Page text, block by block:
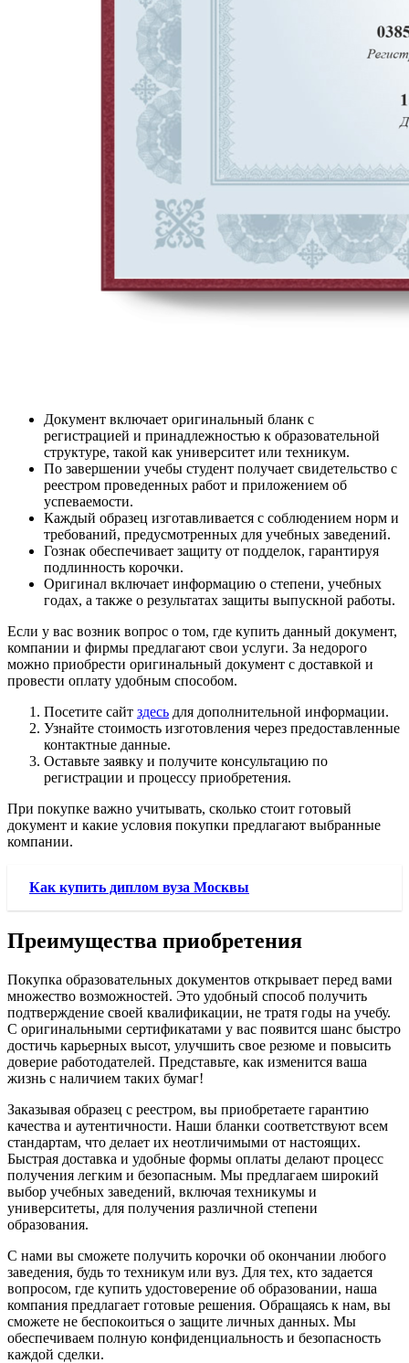
Документ включает оригинальный бланк с
регистрацией и принадлежностью к образовательной
структуре, такой как университет или техникум.
По завершении учебы студент получает свидетельство с
реестром проведенных работ и приложением об
успеваемости.
Каждый образец изготавливается с соблюдением норм и
требований, предусмотренных для учебных заведений.
Гознак обеспечивает защиту от подделок, гарантируя
подлинность корочки.
Оригинал включает информацию о степени, учебных
годах, а также о результатах защиты выпускной работы.
Если у вас возник вопрос о том, где купить данный документ,
компании и фирмы предлагают свои услуги. За недорого
можно приобрести оригинальный документ с доставкой и
провести оплату удобным способом.
Посетите сайт здесь для дополнительной информации.
Узнайте стоимость изготовления через предоставленные
контактные данные.
Оставьте заявку и получите консультацию по
регистрации и процессу приобретения.
При покупке важно учитывать, сколько стоит готовый
документ и какие условия покупки предлагают выбранные
компании.
Как купить диплом вуза Москвы
Преимущества приобретения
Покупка образовательных документов открывает перед вами
множество возможностей. Это удобный способ получить
подтверждение своей квалификации, не тратя годы на учебу.
С оригинальными сертификатами у вас появится шанс быстро
достичь карьерных высот, улучшить свое резюме и повысить
доверие работодателей. Представьте, как изменится ваша
жизнь с наличием таких бумаг!
Заказывая образец с реестром, вы приобретаете гарантию
качества и аутентичности. Наши бланки соответствуют всем
стандартам, что делает их неотличимыми от настоящих.
Быстрая доставка и удобные формы оплаты делают процесс
получения легким и безопасным. Мы предлагаем широкий
выбор учебных заведений, включая техникумы и
университеты, для получения различной степени
образования.
С нами вы сможете получить корочки об окончании любого
заведения, будь то техникум или вуз. Для тех, кто задается
вопросом, где купить удостоверение об образовании, наша
компания предлагает готовые решения. Обращаясь к нам, вы
сможете не беспокоиться о защите личных данных. Мы
обеспечиваем полную конфиденциальность и безопасность
каждой сделки.